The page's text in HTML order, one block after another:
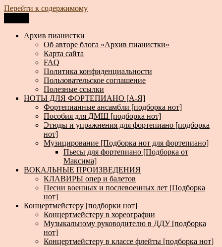
Перейти к содержимому
Архив пианистки
Всё для пианистов: ноты, книги, музыка, статьи…
Архив пианистки
Об авторе блога «Архив пианистки»
Карта сайта
FAQ
Политика конфиденциальности
Пользовательское соглашение
Полезные ссылки
НОТЫ ДЛЯ ФОРТЕПИАНО [А-Я]
Фортепианные ансамбли [подборка нот]
Пособия для ДМШ [подборка нот]
Этюды и упражнения для фортепиано [подборка
нот]
Музицирование [Подборка нот для фортепиано]
Пьесы для фортепиано [Подборка от
Максима]
ВОКАЛЬНЫЕ ПРОИЗВЕДЕНИЯ
КЛАВИРЫ опер и балетов
Песни военных и послевоенных лет [Подборка
нот]
Концертмейстеру [подборки нот]
Концертмейстеру в хореографии
Музыкальному руководителю в ДДУ [подборка
нот]
Концертмейстеру в классе флейты [подборка нот]